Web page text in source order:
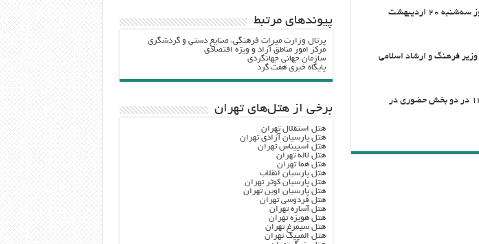
، مراسم افتتاحیه سی‌وسومین نمایشگاه بین المللی کتاب تهران امروز سه‌شنبه ۲۰ اردیبهشت
وزیر فرهنگ و ارشاد اسلامی
سی‌و‌سومین نمایشگاه بین‌المللی کتاب تهران از بیست‌ویکم تا سی‌ویکم اردیبهشت ماه ۱۴۰۱ در دو بخش حضوری در
پيوندهاي مرتبط
پرتال وزارت ميراث فرهنگي، صنایع دستی و گردشگري
مرکز امور مناطق آزاد و ویژه اقتصادی
سازمان جهانی جهانگردی
پایگاه خبری هفت گرد
برخی از هتل‌های تهران
هتل استقلال تهران
هتل پارسیان آزادی تهران
هتل اسپیناس تهران
هتل لاله تهران
هتل هما تهران
هتل پارسیان انقلاب
هتل پارسیان کوثر تهران
هتل پارسیان اوین تهران
هتل فردوسی تهران
هتل آساره تهران
هتل هویزه تهران
هتل سیمرغ تهران
هتل المپیک تهران